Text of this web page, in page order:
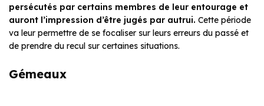
persécutés par certains membres de leur entourage et
auront l’impression d’être jugés par autrui. Cette période
va leur permettre de se focaliser sur leurs erreurs du passé et
de prendre du recul sur certaines situations.
Gémeaux